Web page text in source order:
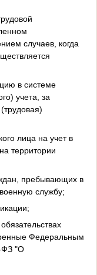
случаев, когда
в системе
учета, за
лица на учет в
территории
пребывающих в
службу;
Федеральным
ФЗ "О